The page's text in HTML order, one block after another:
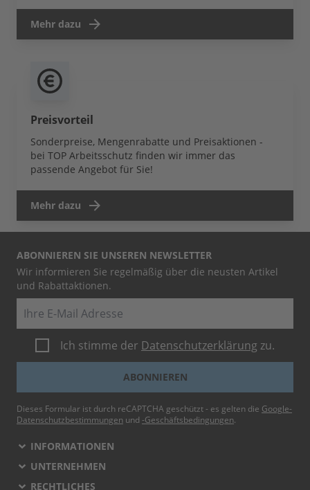
Mehr dazu
Preisvorteil
Sonderpreise, Mengenrabatte und Preisaktionen -
bei TOP Arbeitsschutz finden wir immer das
passende Angebot für Sie!
Mehr dazu
ABONNIEREN SIE UNSEREN NEWSLETTER
Wir informieren Sie regelmäßig über die neusten Artikel
und Rabattaktionen.
Ich stimme der Datenschutzerklärung zu.
ABONNIEREN
Dieses Formular ist durch reCAPTCHA geschützt - es gelten die Google-
Datenschutzbestimmungen und -Geschäftsbedingungen.
INFORMATIONEN
UNTERNEHMEN
RECHTLICHES